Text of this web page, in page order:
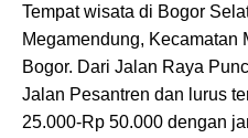
Tempat wisata di Bogor
Megamendung, Kecamatan
Bogor. Dari Jalan Raya
Jalan Pesantren dan lurus
25.000-Rp 50.000 dengan